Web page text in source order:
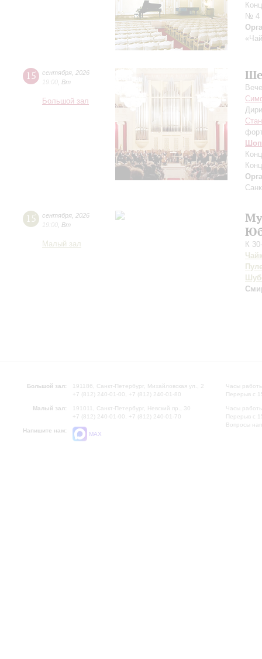
№ 4
15 сентября 2026
19:00 Вт
Большой зал
15 сентября 2026
19:00 Вт
Малый зал
К
Большой зал:
191186, Санкт-Петербург, Михайловская ул., 2
+7 (812) 240-01-00, +7 (812) 240-01-80
Малый зал:
191011, Санкт-Петербург, Невский пр., 30
+7 (812) 240-01-00, +7 (812) 240-01-70
Напишите нам:
MAX
Часы
Перерыв с
Часы
Перерыв с
Вопросы